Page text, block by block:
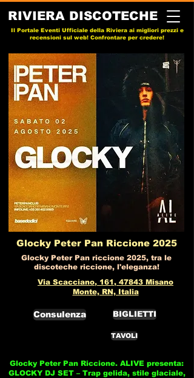
RIVIERA DISCOTECHE
Il Portale Eventi Ufficiale della Riviera ai migliori prezzi e
recensioni sul web! Confrontare per credere!
Glocky Peter Pan Riccione 2025
Glocky Peter Pan riccione 2025, tra le
discoteche riccione, l'eleganza!
Via Scacciano, 161, 47843 Misano
Monte, RN, Italia
Consulenza BIGLIETTI
TAVOLI
Glocky Peter Pan Riccione. ALIVE presenta:
GLOCKY DJ SET – Trap gelida, stile glaciale,